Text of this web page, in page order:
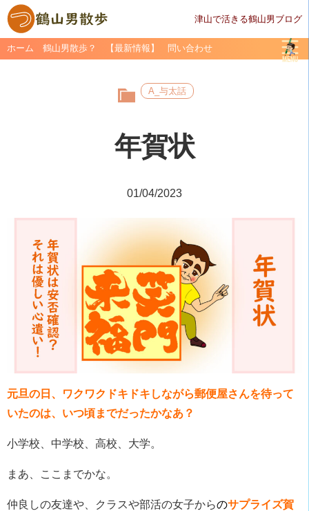
津山で活きる鶴山男ブログ
ホーム 鶴山男散歩？ 【最新情報】 問い合わせ
A_与太話
年賀状
01/04/2023
元旦の日、ワクワクドキドキしながら郵便屋さんを待って
いたのは、いつ頃までだったかなあ？
小学校、中学校、高校、大学。
まあ、ここまでかな。
仲良しの友達や、クラスや部活の女子からのサプライズ賀